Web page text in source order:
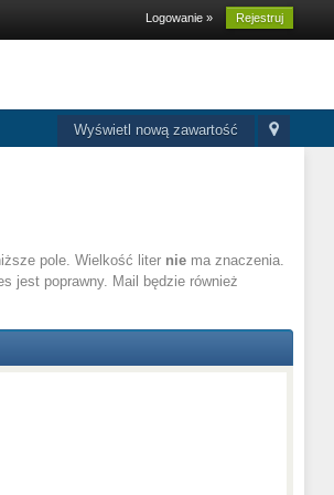
Logowanie » Rejestruj
Wyświetl nową zawartość
pole. Wielkość liter nie ma znaczenia.
jest poprawny. Mail będzie również